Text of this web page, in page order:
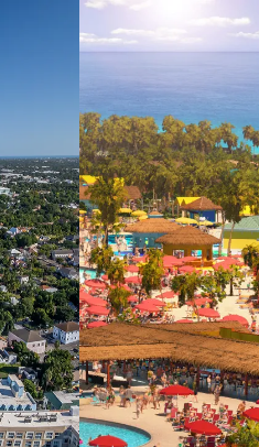
servieren und dieses
Präferenzen festlegen. Dies ist